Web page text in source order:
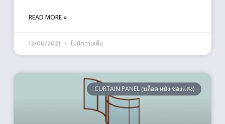
READ MORE »
13/06/2021 ไม่มีความเห็น
CURTAIN PANEL (บล็อค ผนัง ช่องแสง)